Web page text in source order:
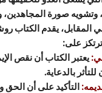
وتشويه صورة المجاهدين،
المقابل، يقدم الكتاب
على:
يعتبر الكتاب أن نقص
بالدعاية.
التأكيد على أن الحق